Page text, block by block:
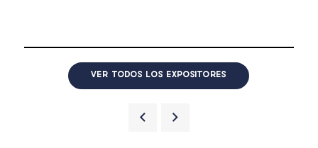
VER TODOS LOS EXPOSITORES